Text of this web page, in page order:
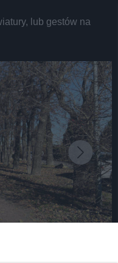
lub gestów na